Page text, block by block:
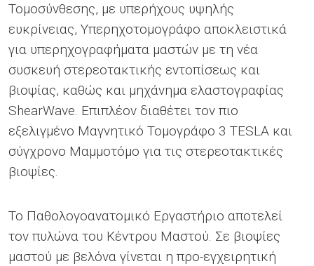
Τομοσύνθεσης, με υπερήχους υψηλής
ευκρίνειας, Υπερηχοτοµογράφο αποκλειστικά
για υπερηχογραφήματα µαστών µε τη νέα
συσκευή στερεοτακτικής εντοπίσεως και
βιοψίας, καθώς και μηχάνημα ελαστογραφίας
ShearWave. Επιπλέον διαθέτει τον πιο
εξελιγμένο Μαγνητικό Τομογράφο 3 TESLA και
σύγχρονο Μαμμοτόμο για τις στερεοτακτικές
βιοψίες.
Το Παθολογοανατομικό Εργαστήριο αποτελεί
τον πυλώνα του Κέντρου Μαστού. Σε βιοψίες
μαστού με βελόνα γίνεται η προ-εγχειρητική